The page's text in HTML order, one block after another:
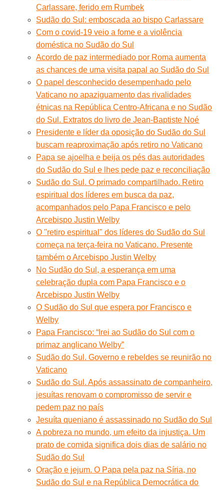
Carlassare, ferido em Rumbek
Sudão do Sul: emboscada ao bispo Carlassare
Com o covid-19 veio a fome e a violência
doméstica no Sudão do Sul
Acordo de paz intermediado por Roma aumenta
as chances de uma visita papal ao Sudão do Sul
O papel desconhecido desempenhado pelo
Vaticano no apaziguamento das rivalidades
étnicas na República Centro-Africana e no Sudão
do Sul. Extratos do livro de Jean-Baptiste Noé
Presidente e líder da oposição do Sudão do Sul
buscam reaproximação após retiro no Vaticano
Papa se ajoelha e beija os pés das autoridades
do Sudão do Sul e lhes pede paz e reconciliação
Sudão do Sul. O primado compartilhado. Retiro
espiritual dos líderes em busca da paz,
acompanhados pelo Papa Francisco e pelo
Arcebispo Justin Welby
O "retiro espiritual" dos líderes do Sudão do Sul
começa na terça-feira no Vaticano. Presente
também o Arcebispo Justin Welby
No Sudão do Sul, a esperança em uma
celebração dupla com Papa Francisco e o
Arcebispo Justin Welby
O Sudão do Sul que espera por Francisco e
Welby
Papa Francisco: “Irei ao Sudão do Sul com o
primaz anglicano Welby”
Sudão do Sul. Governo e rebeldes se reunirão no
Vaticano
Sudão do Sul. Após assassinato de companheiro,
jesuítas renovam o compromisso de servir e
pedem paz no país
Jesuíta queniano é assassinado no Sudão do Sul
A pobreza no mundo, um efeito da injustiça. Um
prato de comida significa dois dias de salário no
Sudão do Sul
Oração e jejum. O Papa pela paz na Síria, no
Sudão do Sul e na República Democrática do